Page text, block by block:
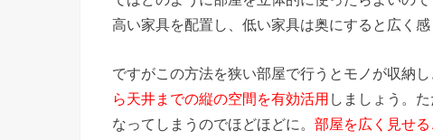
高い家具を配置し、低い家具は奥にすると広く感
ですがこの方法を狭い部屋で行うとモノが収納
ら天井までの縦の空間を有効活用 しましょう。
なってしまうのでほどほどに。 部屋を広く見せ